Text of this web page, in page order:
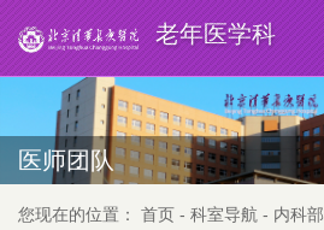
老年医学科
医师团队
您现在的位置： 首页 - 科室导航 - 内科部